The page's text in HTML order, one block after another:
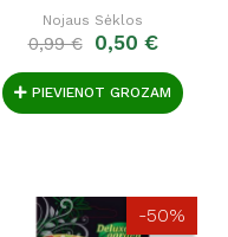
Nojaus Sėklos
0,99 € 0,50 €
PIEVIENOT GROZAM
-50%